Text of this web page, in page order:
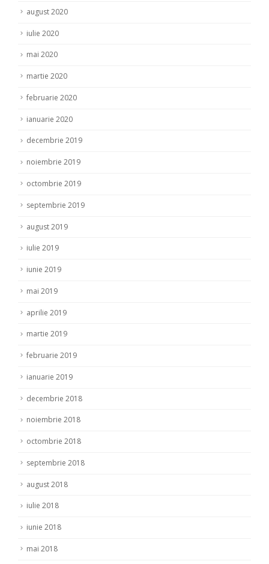
august 2020
iulie 2020
mai 2020
martie 2020
februarie 2020
ianuarie 2020
decembrie 2019
noiembrie 2019
octombrie 2019
septembrie 2019
august 2019
iulie 2019
iunie 2019
mai 2019
aprilie 2019
martie 2019
februarie 2019
ianuarie 2019
decembrie 2018
noiembrie 2018
octombrie 2018
septembrie 2018
august 2018
iulie 2018
iunie 2018
mai 2018